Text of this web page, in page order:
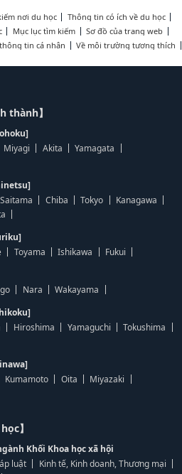
nơi du học
Thông tin có ích về du học
Mục lục tìm kiếm
Sơ đồ của trang web
tin cá nhân Về môi trường tương thích
thành】
Miyagi Akita
Yamagata
Saitama Chiba Tokyo
Kanagawa
Toyama Ishikawa
Fukui
Nara
Wakayama
Hiroshima Yamaguchi
Tokushima
Kumamoto Oita
Miyazaki
】
Khối Khoa học xã hội
luật
Kinh tế, Kinh doanh, Thương mại